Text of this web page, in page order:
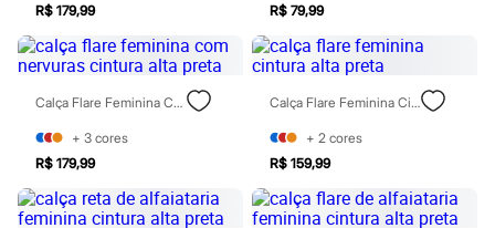
Calcinhas
Cintas e Modeladores
Meias
Pijamas
Sutiãs e Tops
Moda praia
Biquínis
Maiôs
Saídas de praia
Personagens
Plus size
R$ 179,99 R$ 79,99
Calça Flare Feminina Com Nervuras Cintura Alta Preta
+ 3 cores
R$ 179,99
Calça Flare Feminina Cintura Alta Preta
+ 2 cores
R$ 159,99